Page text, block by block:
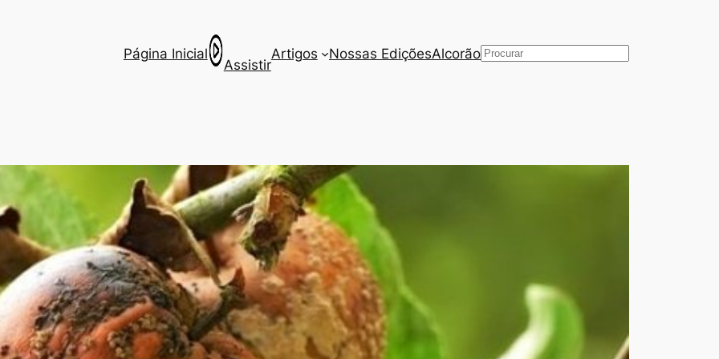
Página Inicial
Assistir
Artigos Nossas EdiçõesAlcorãoPesquisar